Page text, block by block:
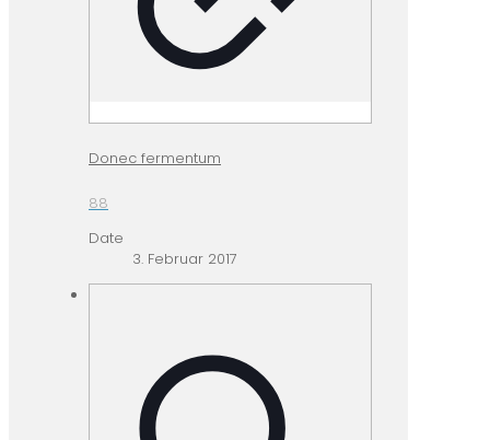
Donec fermentum
88
Date
3. Februar 2017